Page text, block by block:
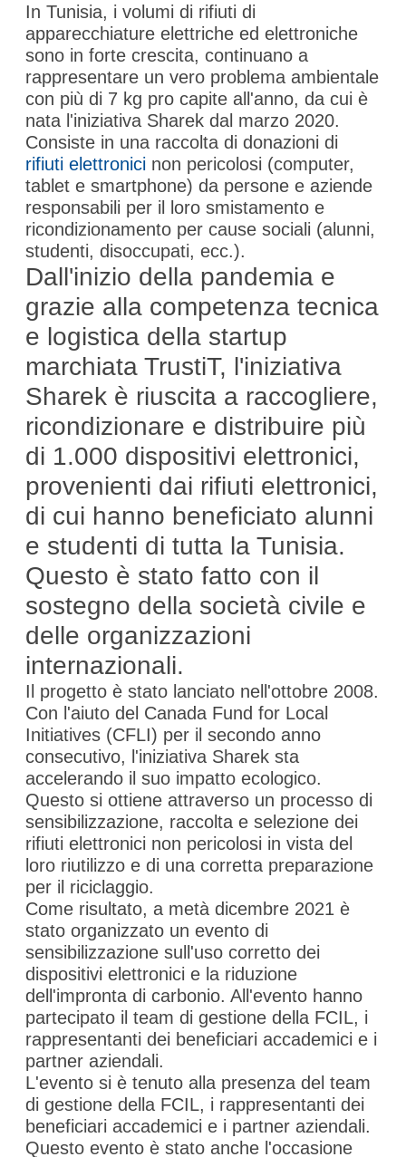
In Tunisia, i volumi di rifiuti di
apparecchiature elettriche ed elettroniche
sono in forte crescita, continuano a
rappresentare un vero problema ambientale
con più di 7 kg pro capite all'anno, da cui è
nata l'iniziativa Sharek dal marzo 2020.
Consiste in una raccolta di donazioni di
rifiuti elettronici non pericolosi (computer,
tablet e smartphone) da persone e aziende
responsabili per il loro smistamento e
ricondizionamento per cause sociali (alunni,
studenti, disoccupati, ecc.).
Dall'inizio della pandemia e
grazie alla competenza tecnica
e logistica della startup
marchiata TrustiT, l'iniziativa
Sharek è riuscita a raccogliere,
ricondizionare e distribuire più
di 1.000 dispositivi elettronici,
provenienti dai rifiuti elettronici,
di cui hanno beneficiato alunni
e studenti di tutta la Tunisia.
Questo è stato fatto con il
sostegno della società civile e
delle organizzazioni
internazionali.
Il progetto è stato lanciato nell'ottobre 2008.
Con l'aiuto del Canada Fund for Local
Initiatives (CFLI) per il secondo anno
consecutivo, l'iniziativa Sharek sta
accelerando il suo impatto ecologico.
Questo si ottiene attraverso un processo di
sensibilizzazione, raccolta e selezione dei
rifiuti elettronici non pericolosi in vista del
loro riutilizzo e di una corretta preparazione
per il riciclaggio.
Come risultato, a metà dicembre 2021 è
stato organizzato un evento di
sensibilizzazione sull'uso corretto dei
dispositivi elettronici e la riduzione
dell'impronta di carbonio. All'evento hanno
partecipato il team di gestione della FCIL, i
rappresentanti dei beneficiari accademici e i
partner aziendali.
L'evento si è tenuto alla presenza del team
di gestione della FCIL, i rappresentanti dei
beneficiari accademici e i partner aziendali.
Questo evento è stato anche l'occasione